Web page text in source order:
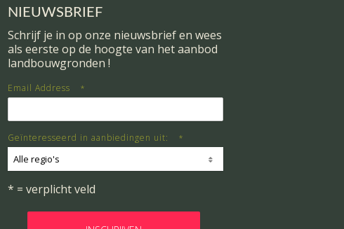
NIEUWSBRIEF
Schrijf je in op onze nieuwsbrief en wees
als eerste op de hoogte van het aanbod
landbouwgronden !
Email Address *
Geïnteresseerd in aanbiedingen uit: *
Alle regio's
* = verplicht veld